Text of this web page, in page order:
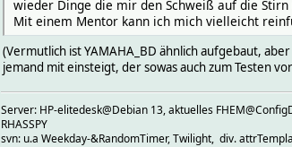
wieder Dinge die mir den Schweiß auf die
Mit einem Mentor kann ich mich vielleicht
(Vermutlich ist YAMAHA_BD ähnlich aufgebaut,
jemand mit einsteigt, der sowas auch zum Testen
Server: HP-elitedesk@Debian 13, aktuelles
RHASSPY
svn: u.a Weekday-&RandomTimer, Twilight, div.